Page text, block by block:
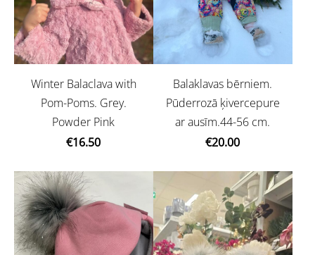
Winter Balaclava with
Pom-Poms. Grey.
Powder Pink
€16.50
Balaklavas bērniem.
Pūderrozā ķivercepure
ar ausīm.44-56 cm.
€20.00